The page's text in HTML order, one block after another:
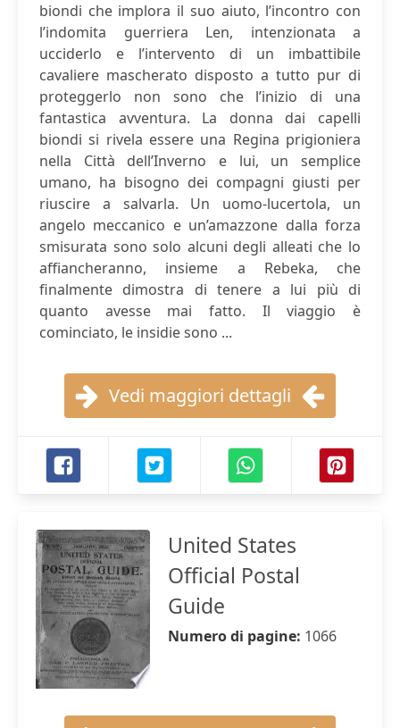
biondi che implora il suo aiuto, l’incontro con
l’indomita guerriera Len, intenzionata a
ucciderlo e l’intervento di un imbattibile
cavaliere mascherato disposto a tutto pur di
proteggerlo non sono che l’inizio di una
fantastica avventura. La donna dai capelli
biondi si rivela essere una Regina prigioniera
nella Città dell’Inverno e lui, un semplice
umano, ha bisogno dei compagni giusti per
riuscire a salvarla. Un uomo-lucertola, un
angelo meccanico e un’amazzone dalla forza
smisurata sono solo alcuni degli alleati che lo
affiancheranno, insieme a Rebeka, che
finalmente dimostra di tenere a lui più di
quanto avesse mai fatto. Il viaggio è
cominciato, le insidie sono ...
Vedi maggiori dettagli
United States
Official Postal
Guide
Numero di pagine: 1066